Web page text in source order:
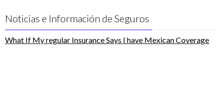
Noticias e Información de Seguros
What If My regular Insurance Says I have Mexican Coverage